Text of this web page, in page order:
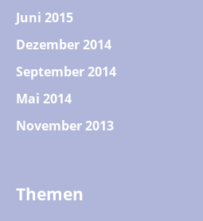
Juni 2015
Dezember 2014
September 2014
Mai 2014
November 2013
Themen